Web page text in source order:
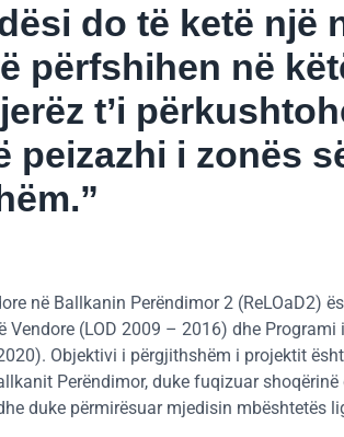
do të ketë një
përfshihen në
t’i
peizazhi i zonës
në Ballkanin Perëndimor 2 (ReLOaD2)
(LOD 2009 – 2016) dhe
Objektivi i përgjithshëm i projektit
Perëndimor, duke fuqizuar
duke përmirësuar mjedisin mbështetës